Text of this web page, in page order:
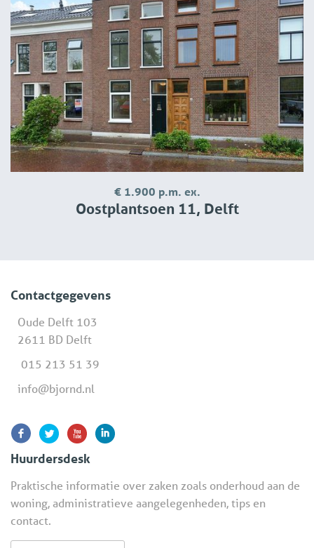
We present you a concept via email and schedule an
appointment for signing the contract and also an
appointment for inspection of your new home. We will
inspect the place together with you and if all is well you
receive the key.
€ 1.900 p.m. ex.
Oostplantsoen 11, Delft
Contactgegevens
Oude Delft 103
2611 BD Delft
015 213 51 39
info@bjornd.nl
Huurdersdesk
Praktische informatie over zaken zoals onderhoud aan de
woning, administratieve aangelegenheden, tips en
contact.